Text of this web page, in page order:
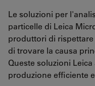
Le soluzioni per
particelle di Leica
produttori di
di trovare la causa
Queste soluzioni
produzione efficiente